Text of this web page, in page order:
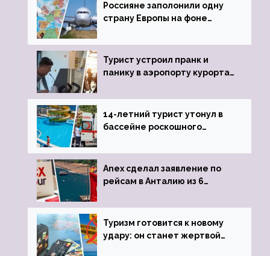
Россияне заполонили одну
страну Европы на фоне
виз
Турист устроил пранк и
панику в аэропорту курорта,
задержке рейса
14-летний турист утонул в
бассейне роскошного
Anex сделал заявление по
рейсам в Анталию из 6
Туризм готовится к новому
удару: он станет жертвой